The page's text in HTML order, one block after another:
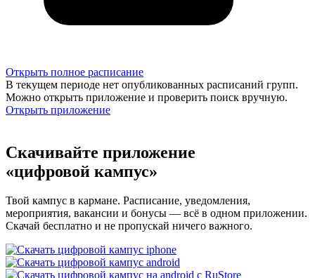
Открыть полное расписание
В текущем периоде нет опубликованных расписаний групп.
Можно открыть приложение и проверить поиск вручную.
Открыть приложение
Скачивайте приложение
«цифровой кампус»
Твой кампус в кармане. Расписание, уведомления,
мероприятия, вакансии и бонусы — всё в одном приложении.
Скачай бесплатно и не пропускай ничего важного.